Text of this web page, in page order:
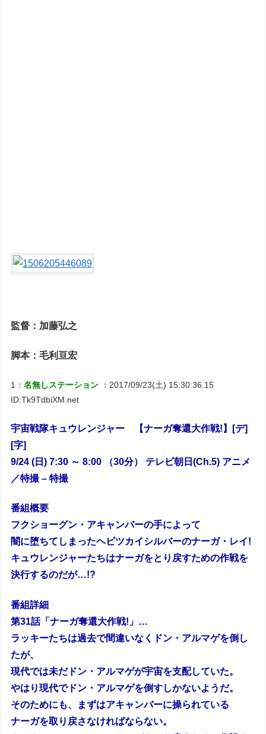
監督：加藤弘之
脚本：毛利亘宏
1：名無しステーション
：2017/09/23(土) 15:30:36.15
ID:Tk9TdbiXM.net
宇宙戦隊キュウレンジャー 【ナーガ奪還大作戦!】[デ]
[字]
9/24 (日) 7:30 ～ 8:00 （30分） テレビ朝日(Ch.5) アニメ
／特撮 – 特撮
番組概要
フクショーグン・アキャンバーの手によって
闇に堕ちてしまったヘビツカイシルバーのナーガ・レイ!
キュウレンジャーたちはナーガをとり戻すための作戦を
決行するのだが…!?
番組詳細
第31話「ナーガ奪還大作戦!」…
ラッキーたちは過去で間違いなくドン・アルマゲを倒し
たが、
現代では未だドン・アルマゲが宇宙を支配していた。
やはり現代でドン・アルマゲを倒すしかないようだ。
そのためにも、まずはアキャンバーに操られている
ナーガを取り戻さなければならない。